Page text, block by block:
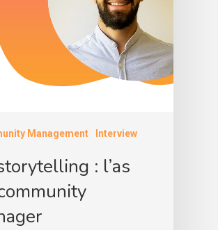
Management Interview
: l’as